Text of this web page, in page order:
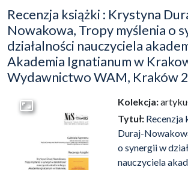
Recenzja książki : Krystyna
Nowakowa, Tropy myślenia o
działalności nauczyciela
Akademia Ignatianum w
Wydawnictwo WAM, Kraków
Przejdź do zbioru
Kolekcja:
Tytuł: Recenzja
Duraj-
o synergii w
nauczyciela